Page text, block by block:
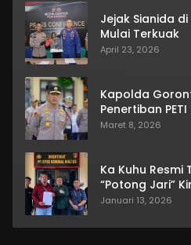
Jejak Sianida
Mulai Terkuak
April 23, 2026
Kapolda
Penertiban
Maret 8, 2026
Ka Kuhu Resmi
“Potong Jari”
Januari 13, 2026